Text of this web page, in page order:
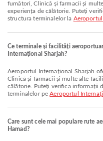
fumători, Clinică și farmacii și
experiența de călătorie. Puteți
structura terminalelor la
Ce terminale și facilități
Internațional Sharjah?
Aeroportul Internațional Sharjah oferă Servirea mesei, Serviciu bancar/ATM,
Clinică și farmacii și multe alte
călătorie. Puteți verifica informații
terminalelor peAeroportul
Care sunt cele mai populare rute
Hamad?